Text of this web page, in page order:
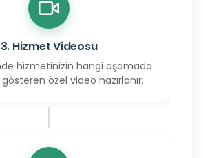
3. Hizmet Videosu
hizmetinizin hangi aşamada
özel video hazırlanır.